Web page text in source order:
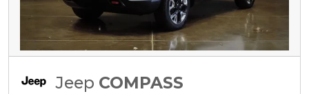
Jeep COMPASS